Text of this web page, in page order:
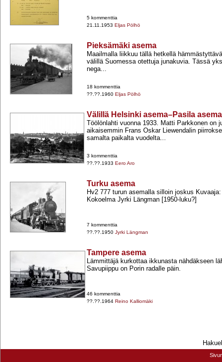
5 kommenttia
21.11.1953 Eljas Pölhö
Pieksämäki asema
Maailmalla liikkuu tällä hetkellä
välillä Suomessa otettuja junakuvia. Tässä
nega...
18 kommenttia
??.??.1960 Eljas Pölhö
Välillä Helsinki asema–Pasila asema
Töölönlahti vuonna 1933. Matti Parkkonen on
aikaisemmin Frans Oskar Liewendalin
samalta paikalta vuodelta...
3 kommenttia
??.??.1933 Eero Aro
Turku asema
Hv2 777 turun asemalla silloin joskus
Kokoelma Jyrki Längman [1950-​luku?]
7 kommenttia
??.??.1950 Jyrki Längman
Tampere asema
Lämmittäjä kurkottaa ikkunasta nähdäkseen
Savupiippu on Porin radalle päin.
46 kommenttia
??.??.1964 Reino Kalliomäki